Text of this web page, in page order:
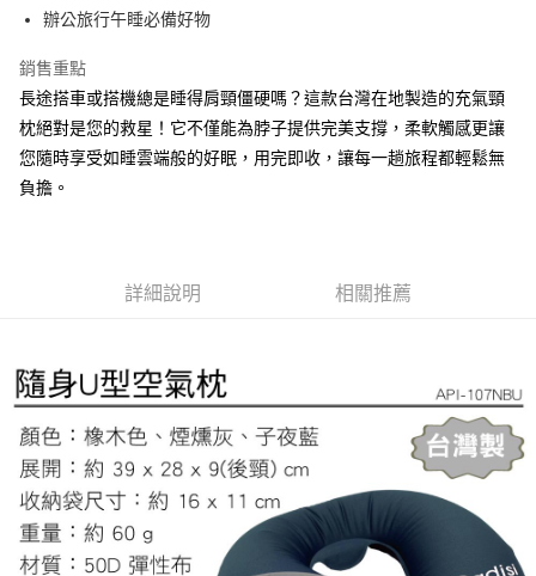
AFTEE先享後付
【關於「AFTEE先享後付」】
AFTEE先享後付是「在收到商品之後才付款」的支付方式。 讓您購物簡單
１．簡單：不需註冊會員、不需綁卡、不需儲值。
２．便利：只要手機號碼，簡訊認證，即可結帳。
３．安心：先確認商品／服務後，再付款。
２．訂單成立數日內，您將收到繳費通知簡訊。
３．收到繳費通知簡訊後14天內，點擊此簡訊中的連結，可透過四大超商／
購買商品的店家。未經商家同意取消之訂單仍視為有效，需透過AFTEE先享
後付繳納相關費用。
※ 交易是否成功請以「AFTEE先享後付 」之結帳頁面顯示為準，若有關於
是否繳費成功／繳費後需取消欲退款等相關疑問，請聯繫「AFTEE先享後付
客戶支援中心」
https://netprotections.freshdesk.com/support/home
【注意事項】
１．透過由恩沛科技股份有限公司提供之「AFTEE先享後付」服務完成之交
易，需依本服務之必要範圍內提供個人資料，並將交易相關給付款項請求債
權轉讓予恩沛科技股份有限公司。
ATM付款
運送方式
全家取貨付款
每筆NT$60，滿NT$799(含以上)免運費
每筆NT$100，滿NT$799(含以上)免運費
免運費
辦公旅行午睡必備好物
銷售重點
長途搭車或搭機總是睡得肩頸僵硬嗎？這款台灣在地製造的充氣頸
枕絕對是您的救星！它不僅能為脖子提供完美支撐，柔軟觸感更讓
您隨時享受如睡雲端般的好眠，用完即收，讓每一趟旅程都輕鬆無
負擔。
詳細說明 相關推薦